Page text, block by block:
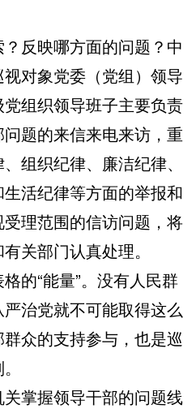
反映哪方面的问题？中
对象党委（党组）领导
组织领导班子主要负责
题的来信来电来访，重
组织纪律、廉洁纪律、
活纪律等方面的举报和
理范围的信访问题，将
关部门认真处理。
“能量”。没有人民群
治党就不可能取得这么
众的支持参与，也是巡
掌握领导干部的问题线